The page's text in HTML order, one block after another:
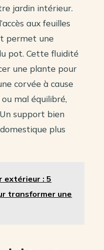
jardin intérieur.
aux feuilles
permet une
pot. Cette fluidité
une plante pour
corvée à cause
mal équilibré,
support bien
plus
extérieur : 5
transformer une